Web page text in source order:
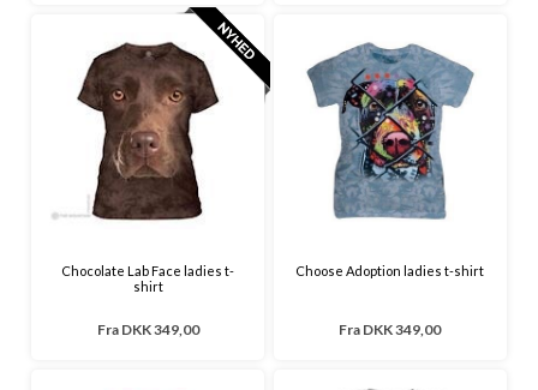
Chocolate Lab Face ladies t-
shirt
Fra DKK 349,00
Choose Adoption ladies t-shirt
Fra DKK 349,00